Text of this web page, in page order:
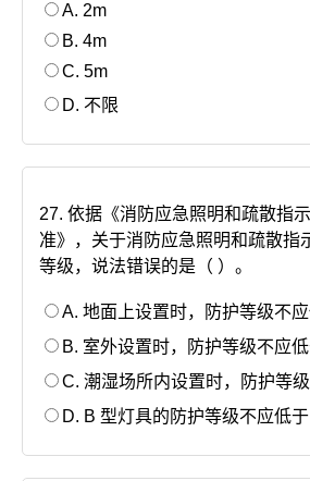
A. 2m
B. 4m
C. 5m
D. 不限
27. 依据《消防应急照明和疏散指
准》，关于消防应急照明和疏散指
等级，说法错误的是（ ）。
A. 地面上设置时，防护等级不
B. 室外设置时，防护等级不应
C. 潮湿场所内设置时，防护等
D. B 型灯具的防护等级不应低